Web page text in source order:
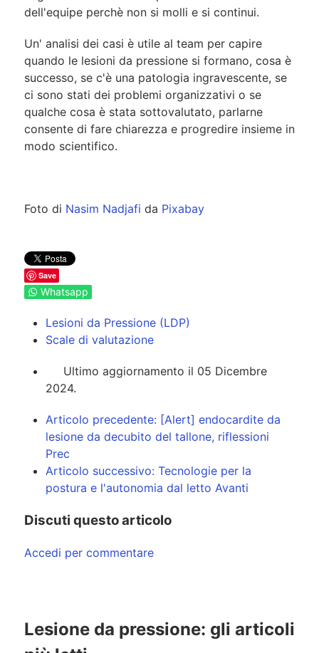
dell'equipe perchè non si molli e si continui.
Un' analisi dei casi è utile al team per capire
quando le lesioni da pressione si formano, cosa è
successo, se c'è una patologia ingravescente, se
ci sono stati dei problemi organizzativi o se
qualche cosa è stata sottovalutato, parlarne
consente di fare chiarezza e progredire insieme in
modo scientifico.
Foto di Nasim Nadjafi da Pixabay
Save
Whatsapp
Lesioni da Pressione (LDP)
Scale di valutazione
Ultimo aggiornamento il 05 Dicembre
2024.
Articolo precedente: [Alert] endocardite da
lesione da decubito del tallone, riflessioni
Prec
Articolo successivo: Tecnologie per la
postura e l'autonomia dal letto Avanti
Discuti questo articolo
Accedi per commentare
Lesione da pressione: gli articoli